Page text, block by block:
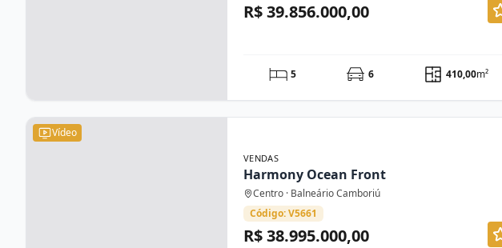
R$ 39.856.000,00
5 6 410,00m²
Vídeo
VENDAS
Harmony Ocean Front
Centro · Balneário Camboriú
Código: V5661
R$ 38.995.000,00